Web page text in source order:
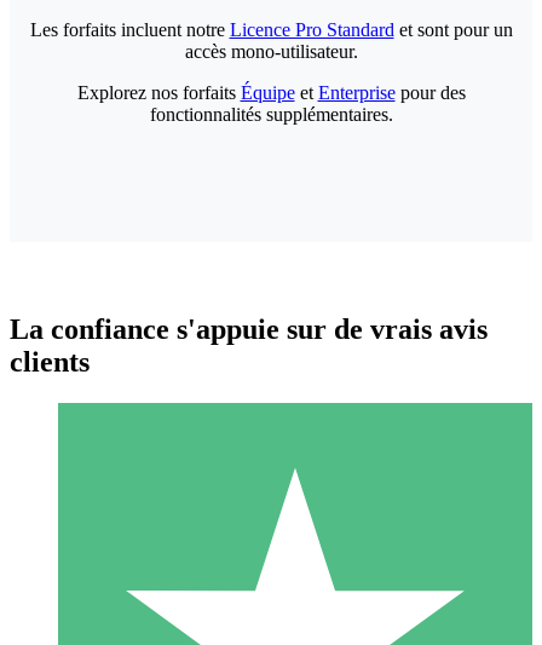
Packs de Crédits Individuels
Payez à l'utilisation avec des crédits de téléchargement. Sans
Les forfaits incluent notre Licence Pro Standard et sont pour un
accès mono-utilisateur.
Explorez nos forfaits Équipeet Enterprisepour des
fonctionnalités supplémentaires.
La confiance s'appuie sur de vrais avis
clients